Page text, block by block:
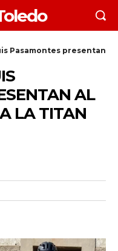
Pasamontes presentan
AL
LA TITAN